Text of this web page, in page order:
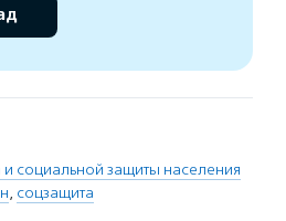
и социальной защиты населения
, соцзащита